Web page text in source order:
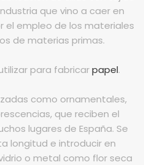
que vino a caer en
el empleo de los materiales
de materias primas.
para fabricarpapel.
como ornamentales,
que reciben el
lugares de España. Se
longitud e introducir en
o metal como flor seca